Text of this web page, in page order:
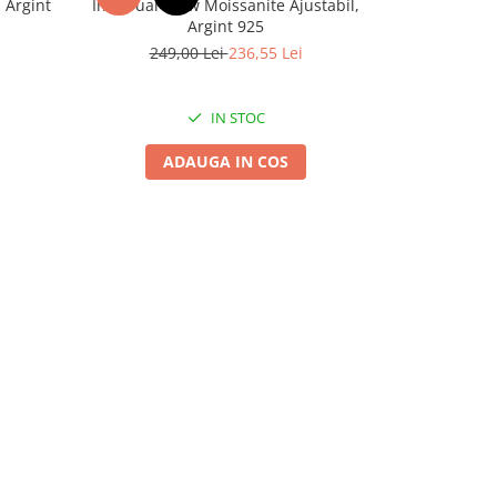
Argint
Inel Dual Glow Moissanite Ajustabil,
Argint 925
249,00 Lei236,55 Lei
IN STOC
ADAUGA IN COS